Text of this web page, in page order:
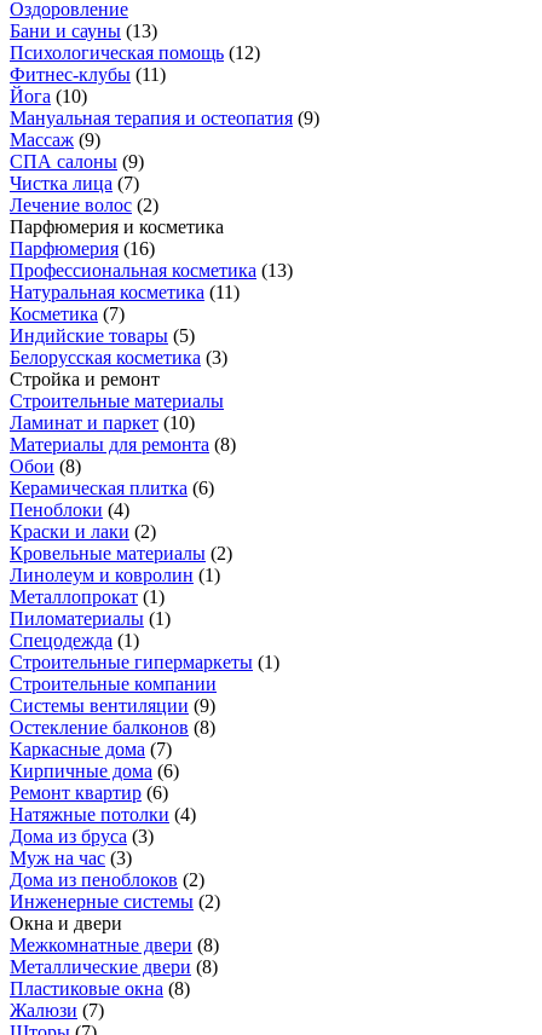
Оздоровление
Бани и сауны (13)
Психологическая помощь (12)
Фитнес-клубы (11)
Йога (10)
Мануальная терапия и остеопатия (9)
Массаж (9)
СПА салоны (9)
Чистка лица (7)
Лечение волос (2)
Парфюмерия и косметика
Парфюмерия (16)
Профессиональная косметика (13)
Натуральная косметика (11)
Косметика (7)
Индийские товары (5)
Белорусская косметика (3)
Стройка и ремонт
Строительные материалы
Ламинат и паркет (10)
Материалы для ремонта (8)
Обои (8)
Керамическая плитка (6)
Пеноблоки (4)
Краски и лаки (2)
Кровельные материалы (2)
Линолеум и ковролин (1)
Металлопрокат (1)
Пиломатериалы (1)
Спецодежда (1)
Строительные гипермаркеты (1)
Строительные компании
Системы вентиляции (9)
Остекление балконов (8)
Каркасные дома (7)
Кирпичные дома (6)
Ремонт квартир (6)
Натяжные потолки (4)
Дома из бруса (3)
Муж на час (3)
Дома из пеноблоков (2)
Инженерные системы (2)
Окна и двери
Межкомнатные двери (8)
Металлические двери (8)
Пластиковые окна (8)
Жалюзи (7)